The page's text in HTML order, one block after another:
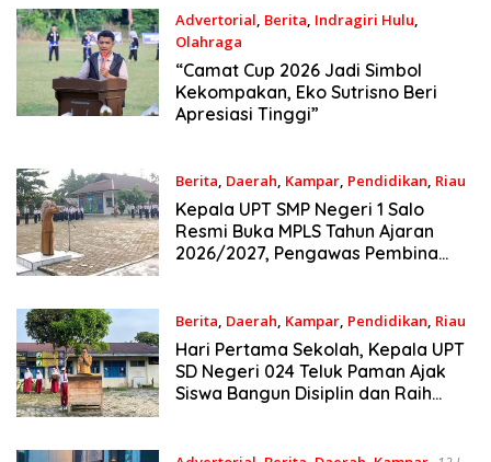
Advertorial, Berita, Indragiri Hulu,
Olahraga
13 Juli 2026
“Camat Cup 2026 Jadi Simbol
Kekompakan, Eko Sutrisno Beri
Apresiasi Tinggi”
Berita, Daerah, Kampar, Pendidikan, Riau
13 Juli 2026
Kepala UPT SMP Negeri 1 Salo
Resmi Buka MPLS Tahun Ajaran
2026/2027, Pengawas Pembina
Berita, Daerah, Kampar, Pendidikan, Riau
13 Juli 2026
Hari Pertama Sekolah, Kepala UPT
SD Negeri 024 Teluk Paman Ajak
Siswa Bangun Disiplin dan Raih